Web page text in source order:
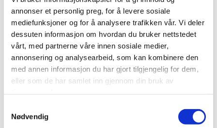
annonser et personlig preg, for å levere sosiale
mediefunksjoner og for å analysere trafikken vår. Vi deler
dessuten informasjon om hvordan du bruker nettstedet
vårt, med partnerne våre innen sosiale medier,
annonsering og analysearbeid, som kan kombinere den
med annen informasjon du har gjort tilgjengelig for dem,
eller som de har samlet inn gjennom din bruk av
Nødvendig
Camilla Karlsen Torp
 +47 452 11 956
 camilla@hro.no